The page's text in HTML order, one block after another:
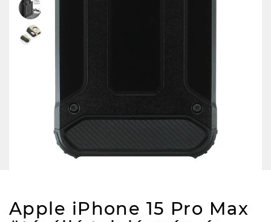
Apple iPhone 15 Pro Max